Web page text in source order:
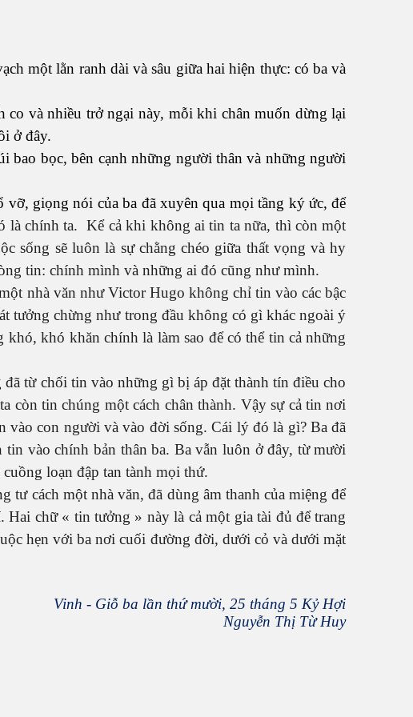
một lằn ranh dài và sâu giữa hai hiện thực: có ba và
và nhiều trở ngại này, mỗi khi chân muốn dừng lại
ở đây.
bao bọc, bên cạnh những người thân và những người
giọng nói của ba đã xuyên qua mọi tầng ký ức, để
là chính ta. Kể cả khi không ai tin ta nữa, thì còn một
sống sẽ luôn là sự chằng chéo giữa thất vọng và hy
tin: chính mình và những ai đó cũng như mình.
nhà văn như Victor Hugo không chỉ tin vào các bậc
tưởng chừng như trong đầu không có gì khác ngoài ý
khó khăn chính là làm sao để có thể tin cả những
từ chối tin vào những gì bị áp đặt thành tín điều cho
còn tin chúng một cách chân thành. Vậy sự cả tin nơi
vào con người và vào đời sống. Cái lý đó là gì? Ba đã
vào chính bản thân ba. Ba vẫn luôn ở đây, từ mười
loạn đập tan tành mọi thứ.
cách một nhà văn, đã dùng âm thanh của miệng để
chữ « tin tưởng » này là cả một gia tài đủ để trang
hẹn với ba nơi cuối đường đời, dưới cỏ và dưới mặt
Vinh - Giỗ ba lần thứ mười, 25 tháng 5 Kỷ Hợi
Nguyễn Thị Từ Huy